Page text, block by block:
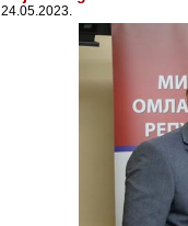
24.05.2023.